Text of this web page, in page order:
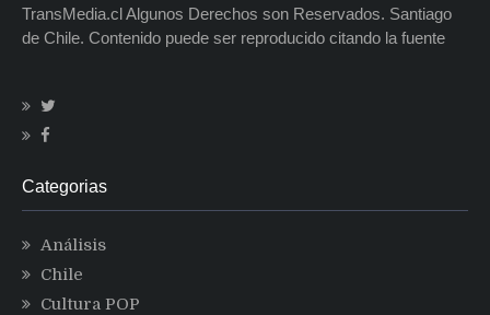
TransMedia.cl Algunos Derechos son Reservados. Santiago
de Chile. Contenido puede ser reproducido citando la fuente
Categorias
Análisis
Chile
Cultura POP